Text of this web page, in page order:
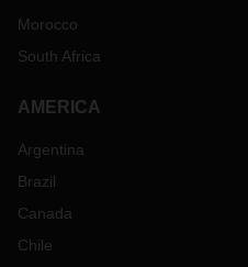
Morocco
South Africa
AMERICA
Argentina
Brazil
Canada
Chile